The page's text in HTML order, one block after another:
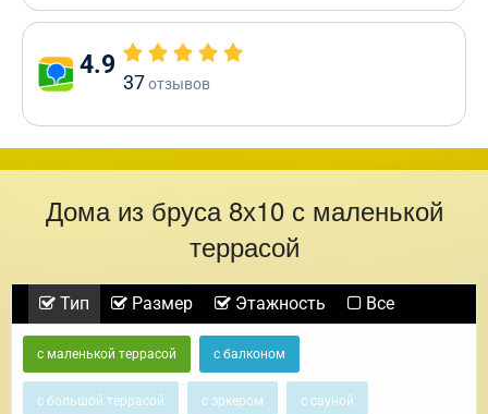
4.9
37отзывов
Дома из бруса 8х10 с маленькой
террасой
Тип Размер Этажность Все
с маленькой террасой с балконом
с большой террасой с эркером с сауной